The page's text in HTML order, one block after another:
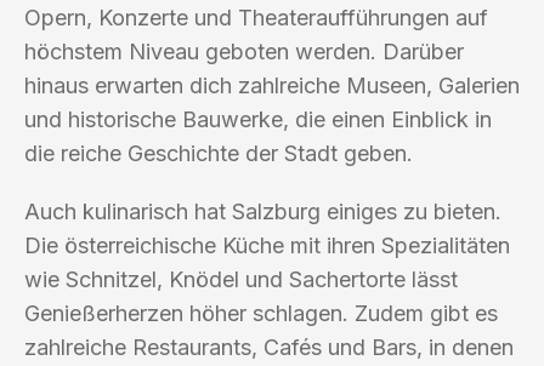
Opern, Konzerte und Theateraufführungen auf
höchstem Niveau geboten werden. Darüber
hinaus erwarten dich zahlreiche Museen, Galerien
und historische Bauwerke, die einen Einblick in
die reiche Geschichte der Stadt geben.
Auch kulinarisch hat Salzburg einiges zu bieten.
Die österreichische Küche mit ihren Spezialitäten
wie Schnitzel, Knödel und Sachertorte lässt
Genießerherzen höher schlagen. Zudem gibt es
zahlreiche Restaurants, Cafés und Bars, in denen